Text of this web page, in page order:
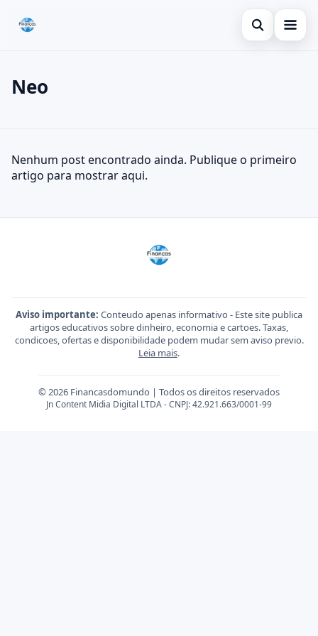
Abrir busca
Economia
Pressione Enter para buscar ou ESC para fechar.
Neo
Neo
Nenhum post encontrado ainda. Publique o primeiro
artigo para mostrar aqui.
Aviso importante: Conteudo apenas informativo - Este site publica
artigos educativos sobre dinheiro, economia e cartoes. Taxas,
condicoes, ofertas e disponibilidade podem mudar sem aviso previo.
Leia mais.
© 2026 Financasdomundo | Todos os direitos reservados
Jn Content Midia Digital LTDA - CNPJ: 42.921.663/0001-99